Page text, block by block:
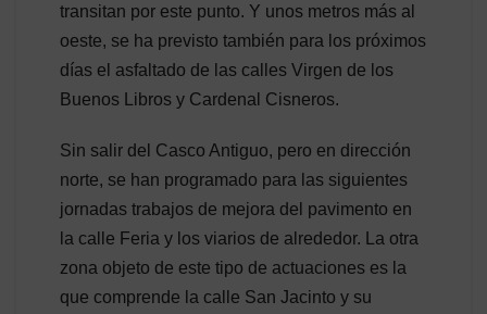
transitan por este punto. Y unos metros más al
oeste, se ha previsto también para los próximos
días el asfaltado de las calles Virgen de los
Buenos Libros y Cardenal Cisneros.
Sin salir del Casco Antiguo, pero en dirección
norte, se han programado para las siguientes
jornadas trabajos de mejora del pavimento en
la calle Feria y los viarios de alrededor. La otra
zona objeto de este tipo de actuaciones es la
que comprende la calle San Jacinto y su